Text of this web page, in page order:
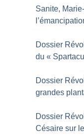
Sanite,
Dossier
du «
Dossier
grandes
Dossier
Césaire sur